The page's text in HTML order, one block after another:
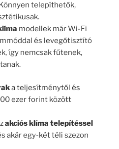
telepíthetők,
modellek már Wi-Fi
és levegőtisztító
így nemcsak fűtenek,
a teljesítménytől és
ezer forint között
akciós klíma telepítéssel
akár egy-két téli szezon